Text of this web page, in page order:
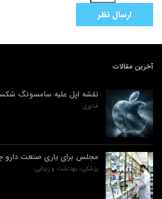
آخرین مقالات
نقشه اپل علیه سامسونگ
فناوری
مجلس برای یاری صنعت دارو
پزشکی، بهداشت و زیبایی